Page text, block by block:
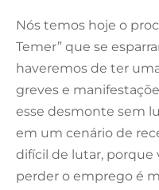
Nós temos hoje o
Temer” que se
haveremos de ter
greves e
esse desmonte sem
em um cenário de
difícil de lutar, porque
perder o emprego é